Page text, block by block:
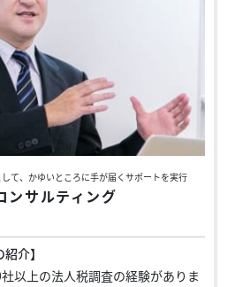
て、 かゆいところに手が届く サポートを実行
ンサルティング
介】
以上の法人税調査の経験がありま